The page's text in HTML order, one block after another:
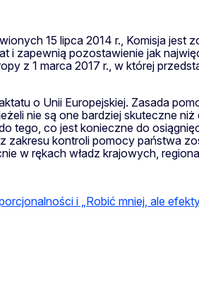
15 lipca 2014 r., Komisja jest
zapewnią pozostawienie jak
z 1 marca 2017 r., w której
o Unii Europejskiej. Zasada
nie są one bardziej skuteczne
tego, co jest konieczne do
kontroli pomocy państwa
w rękach władz krajowych,
i „Robić mniej, ale